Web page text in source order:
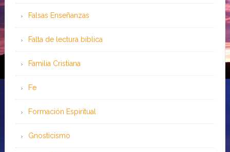
Falsas Enseñanzas
Falta de lectura bíblica
Familia Cristiana
Fe
Formación Espiritual
Gnosticismo